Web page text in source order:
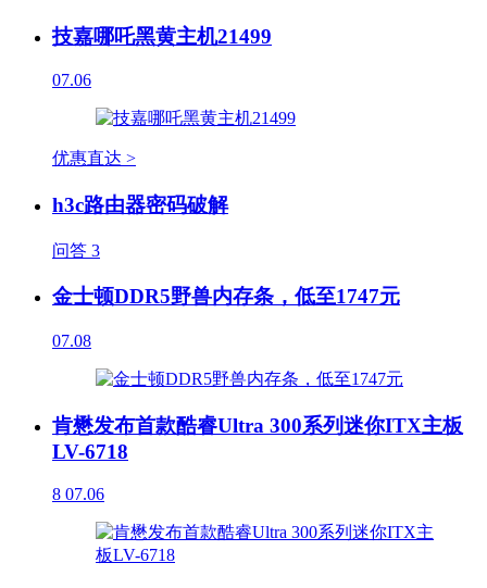
技嘉哪吒黑黄主机21499
07.06
优惠直达 >
h3c路由器密码破解
问答 3
金士顿DDR5野兽内存条，低至1747元
07.08
肯懋发布首款酷睿Ultra 300系列迷你ITX主板
LV-6718
8 07.06